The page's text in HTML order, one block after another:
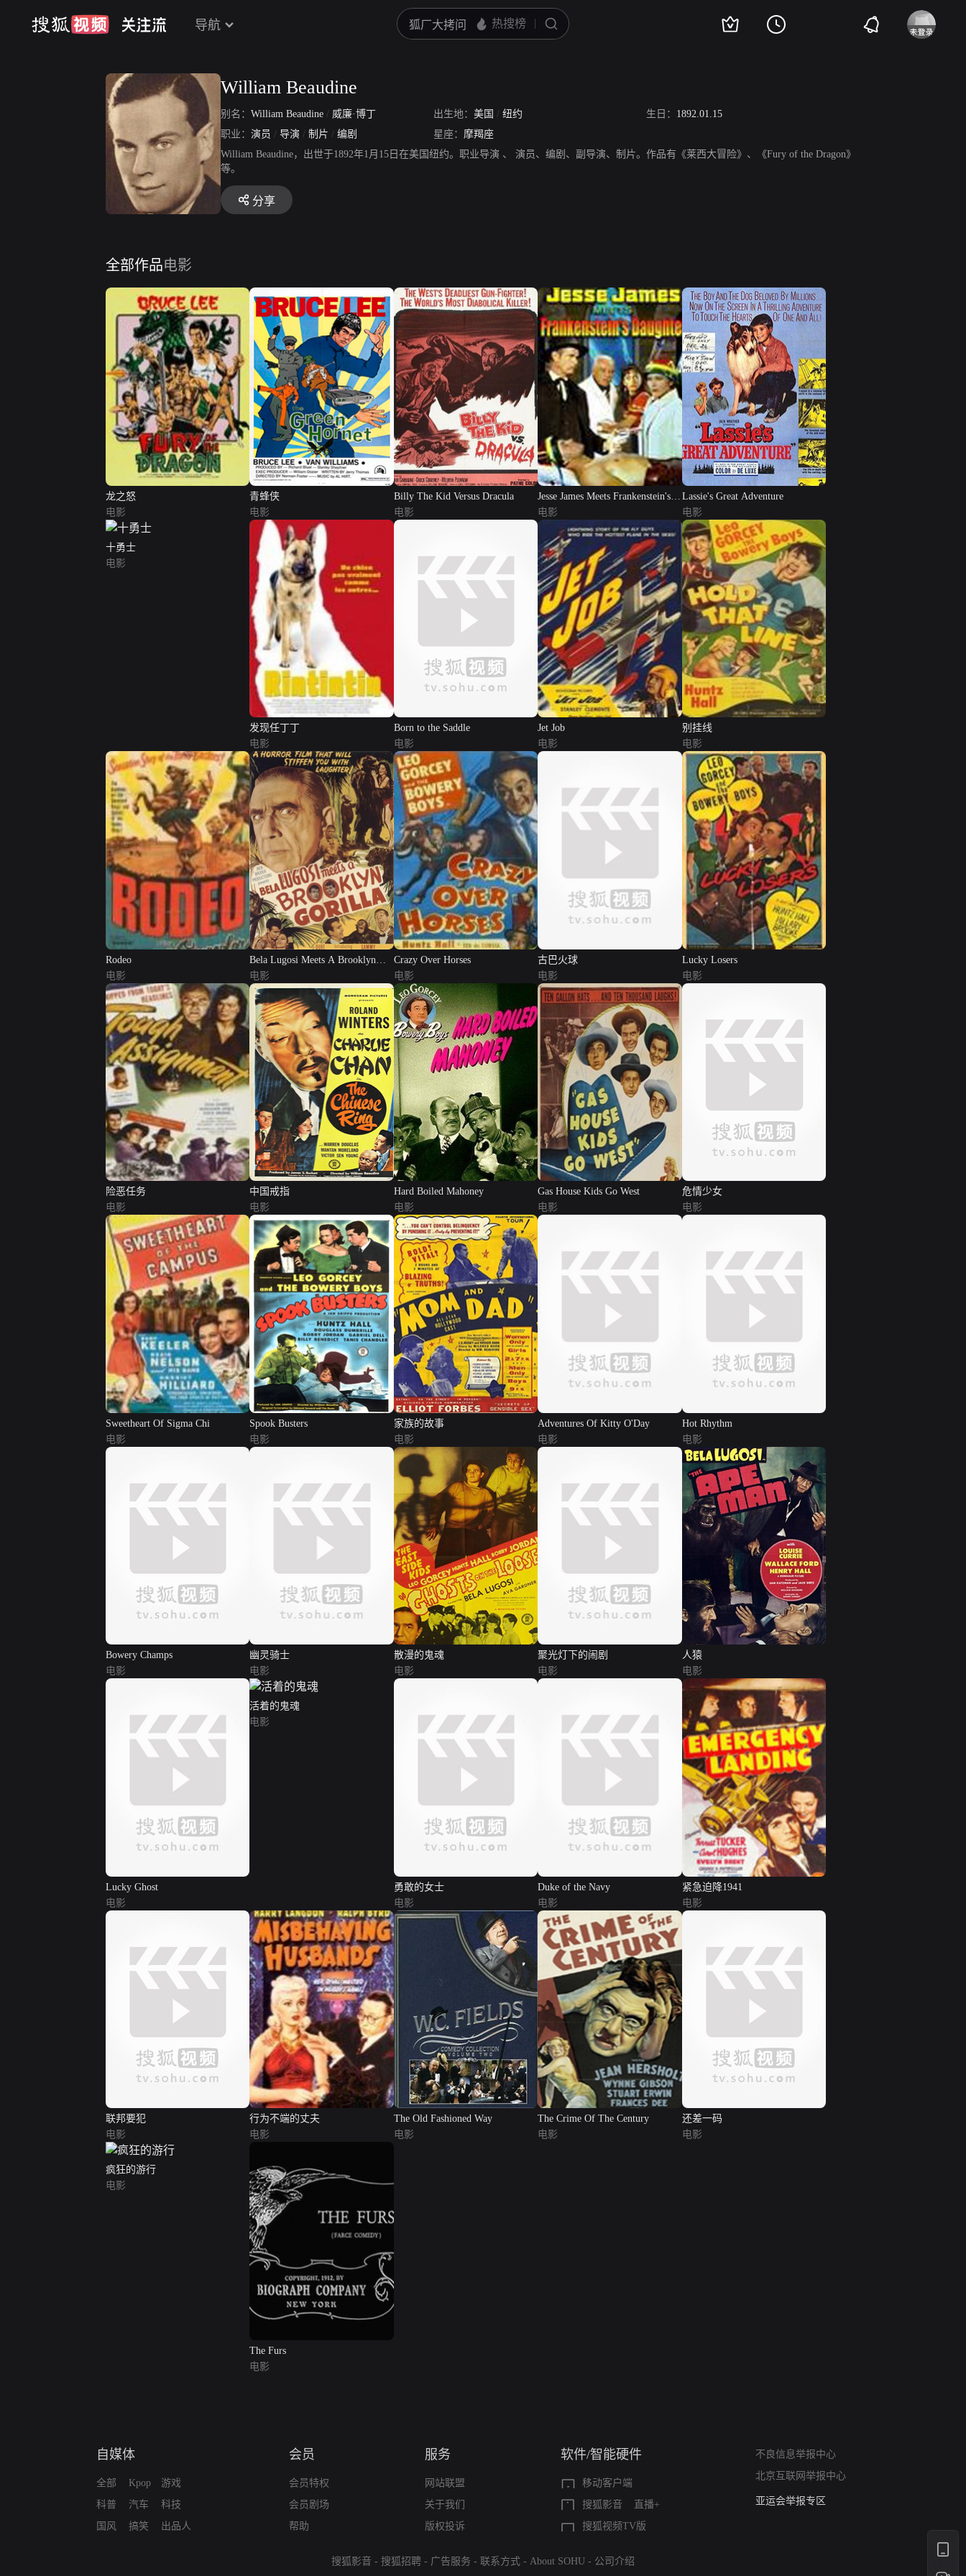
导航
William Beaudine
别名： William Beaudine / 威廉·博丁 出生地： 美国 / 纽约 生日： 1892.01.15
职业： 演员 / 导演 / 制片 / 编剧 星座： 摩羯座
William Beaudine，出世于1892年1月15日在美国纽约。职业导演 、 演员、编剧、副导演、制片。作品有《莱西大冒险》、《Fury of the Dragon》
等。
分享
全部作品电影
龙之怒
电影
青蜂侠
电影
Billy The Kid Versus Dracula
电影
Jesse James Meets Frankenstein's
...
电影
Lassie's Great Adventure
电影
十勇士
电影
发现任丁丁
电影
Born to the Saddle
电影
Jet Job
电影
别挂线
电影
Rodeo
电影
Bela Lugosi Meets A Brooklyn
Gorilla
电影
Crazy Over Horses
电影
古巴火球
电影
Lucky Losers
电影
险恶任务
电影
中国戒指
电影
Hard Boiled Mahoney
电影
Gas House Kids Go West
电影
危情少女
电影
Sweetheart Of Sigma Chi
电影
Spook Busters
电影
家族的故事
电影
Adventures Of Kitty O'Day
电影
Hot Rhythm
电影
Bowery Champs
电影
幽灵骑士
电影
散漫的鬼魂
电影
聚光灯下的闹剧
电影
人猿
电影
Lucky Ghost
电影
活着的鬼魂
电影
勇敢的女士
电影
Duke of the Navy
电影
紧急迫降1941
电影
联邦要犯
电影
行为不端的丈夫
电影
The Old Fashioned Way
电影
The Crime Of The Century
电影
还差一码
电影
疯狂的游行
电影
The Furs
电影
自媒体
全部
科普
国风
Kpop
汽车
搞笑
游戏
科技
出品人
会员
会员特权
会员剧场
帮助
服务
网站联盟
关于我们
版权投诉
软件/智能硬件
移动客户端
搜狐影音
直播+
搜狐视频TV版
不良信息举报中心
北京互联网举报中心
亚运会举报专区
涉历史虚无举报
搜狐影音 - 搜狐招聘 - 广告服务 - 联系方式 - About SOHU - 公司介绍